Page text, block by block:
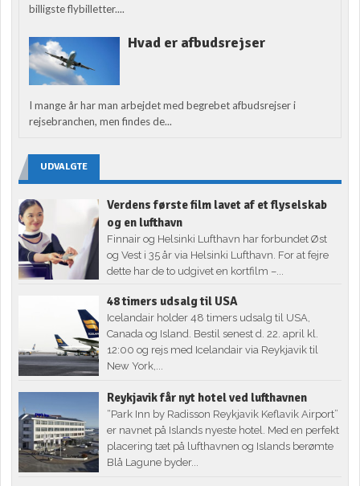
billigste flybilletter....
Hvad er afbudsrejser
I mange år har man arbejdet med begrebet afbudsrejser i
rejsebranchen, men findes de...
UDVALGTE
Verdens første film lavet af et flyselskab
og en lufthavn
Finnair og Helsinki Lufthavn har forbundet Øst
og Vest i 35 år via Helsinki Lufthavn. For at fejre
dette har de to udgivet en kortfilm –...
48 timers udsalg til USA
Icelandair holder 48 timers udsalg til USA,
Canada og Island. Bestil senest d. 22. april kl.
12:00 og rejs med Icelandair via Reykjavik til
New York,...
Reykjavik får nyt hotel ved lufthavnen
“Park Inn by Radisson Reykjavik Keflavik Airport”
er navnet på Islands nyeste hotel. Med en perfekt
placering tæt på lufthavnen og Islands berømte
Blå Lagune byder...